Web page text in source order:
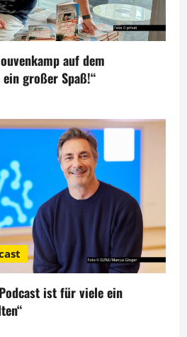
auf dem
großer Spaß!“
ist für viele ein